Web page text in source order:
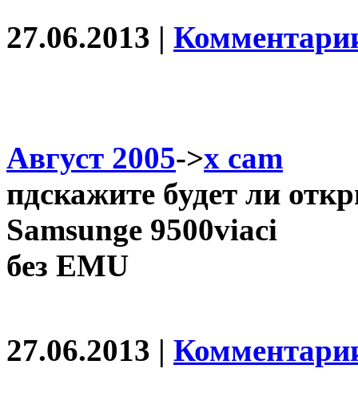
27.06.2013 |
Август 2005->x cam
пдскажите будет ли
Samsunge 9500viaci
без EMU
27.06.2013 |